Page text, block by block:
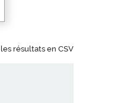
résultats en CSV